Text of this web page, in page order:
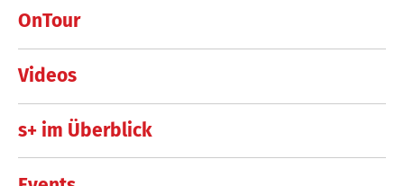
OnTour
Videos
s+ im Überblick